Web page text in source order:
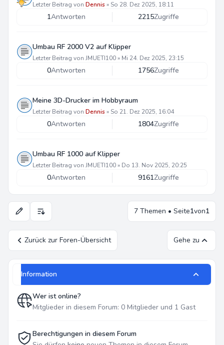
Letzter Beitrag von Dennis» So 28. Dez 2025, 18:11
1Antworten 2215Zugriffe
Umbau RF 2000 V2 auf Klipper
Letzter Beitrag von JMUETI100» Mi 24. Dez 2025, 23:15
0Antworten 1756Zugriffe
Meine 3D-Drucker im Hobbyraum
Letzter Beitrag von Dennis» So 21. Dez 2025, 16:04
0Antworten 1804Zugriffe
Umbau RF 1000 auf Klipper
Letzter Beitrag von JMUETI100» Do 13. Nov 2025, 20:25
0Antworten 9161Zugriffe
Anzeige- und Sortierungs-Einstellungen7 Themen • Seite1von1
Zurück zur Foren-Übersicht Gehe zu
Information
Wer ist online?
Mitglieder in diesem Forum: 0 Mitglieder und 1 Gast
Berechtigungen in diesem Forum